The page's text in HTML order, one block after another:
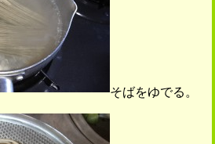
そばをゆでる。